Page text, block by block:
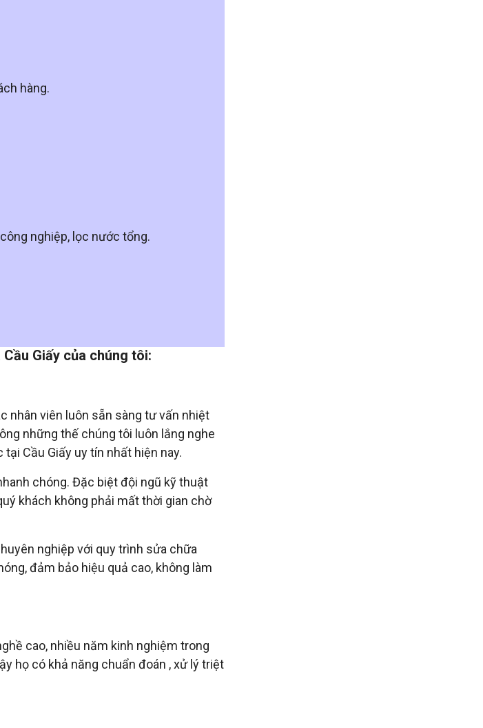
hàng.
nghiệp, lọc nước tổng.
Giấy của chúng tôi:
nhân viên luôn sẵn sàng tư vấn nhiệt
những thế chúng tôi luôn lắng nghe
Cầu Giấy uy tín nhất hiện nay.
chóng. Đặc biệt đội ngũ kỹ thuật
khách không phải mất thời gian chờ
nghiệp với quy trình sửa chữa
đảm bảo hiệu quả cao, không làm
cao, nhiều năm kinh nghiệm trong
họ có khả năng chuẩn đoán , xử lý triệt